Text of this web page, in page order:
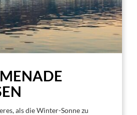
als die Winter-Sonne zu